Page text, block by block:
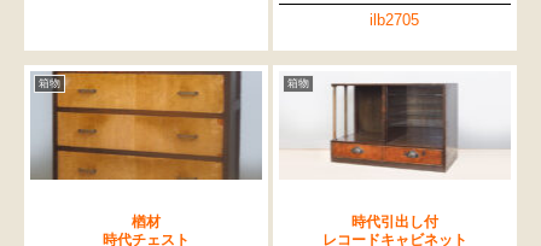
ilb2705
箱物
楢材
時代チェスト
箱物
時代引出し付
レコードキャビネット